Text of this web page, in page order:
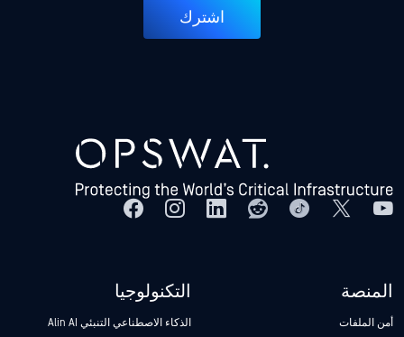
اشترك
المنصة
أمن الملفات
التكنولوجيا
الذكاء الاصطناعي التنبئي Alin AI